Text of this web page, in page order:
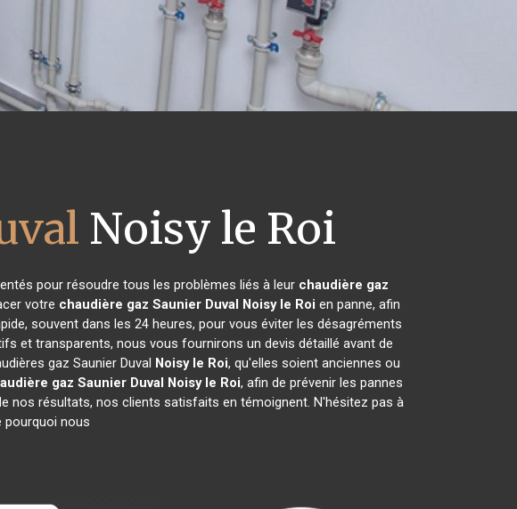
Noisy le Roi
pour résoudre tous les problèmes liés à leur chaudière gaz
votre chaudière gaz Saunier Duval Noisy le Roi en panne, afin
souvent dans les 24 heures, pour vous éviter les désagréments
et transparents, nous vous fournirons un devis détaillé avant de
gaz Saunier Duval Noisy le Roi, qu'elles soient anciennes ou
gaz Saunier Duval Noisy le Roi, afin de prévenir les pannes
nos résultats, nos clients satisfaits en témoignent. N'hésitez pas à
pourquoi nous